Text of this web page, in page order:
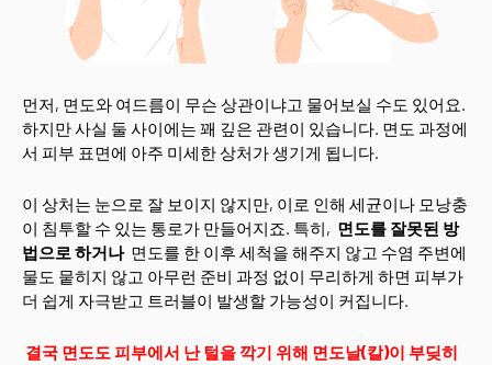
먼저, 면도와 여드름이 무슨 상관이냐고 물어보실 수도 있어요.
하지만 사실 둘 사이에는 꽤 깊은 관련이 있습니다. 면도 과정에
서 피부 표면에 아주 미세한 상처가 생기게 됩니다.
이 상처는 눈으로 잘 보이지 않지만, 이로 인해 세균이나 모낭충
이 침투할 수 있는 통로가 만들어지죠. 특히, 면도를 잘못된 방
법으로 하거나 면도를 한 이후 세척을 해주지 않고 수염 주변에
물도 뭍히지 않고 아무런 준비 과정 없이 무리하게 하면 피부가
더 쉽게 자극받고 트러블이 발생할 가능성이 커집니다.
결국 면도도 피부에서 난 털을 깍기 위해 면도날(칼)이 부딪히